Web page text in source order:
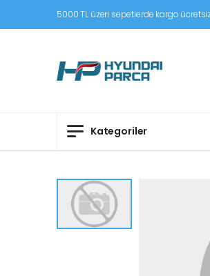
5000 TL üzeri sepetlerde kargo
Kategoriler